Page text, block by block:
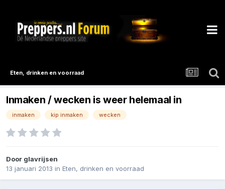
Eten, drinken en voorraad
Inmaken / wecken is weer helemaal in
inmaken kip inmaken wecken
Door glavrijsen
13 januari 2013 in Eten, drinken en voorraad